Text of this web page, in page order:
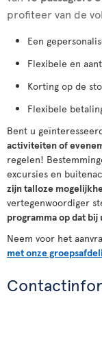
profiteer van de
Een
Flexibele en
Korting op de
Flexibele
Bent u
activiteitenof
regelen!
excursies en
zijn talloze
vertegenwoordiger
programma op dat bij
Neem voor het
met onze